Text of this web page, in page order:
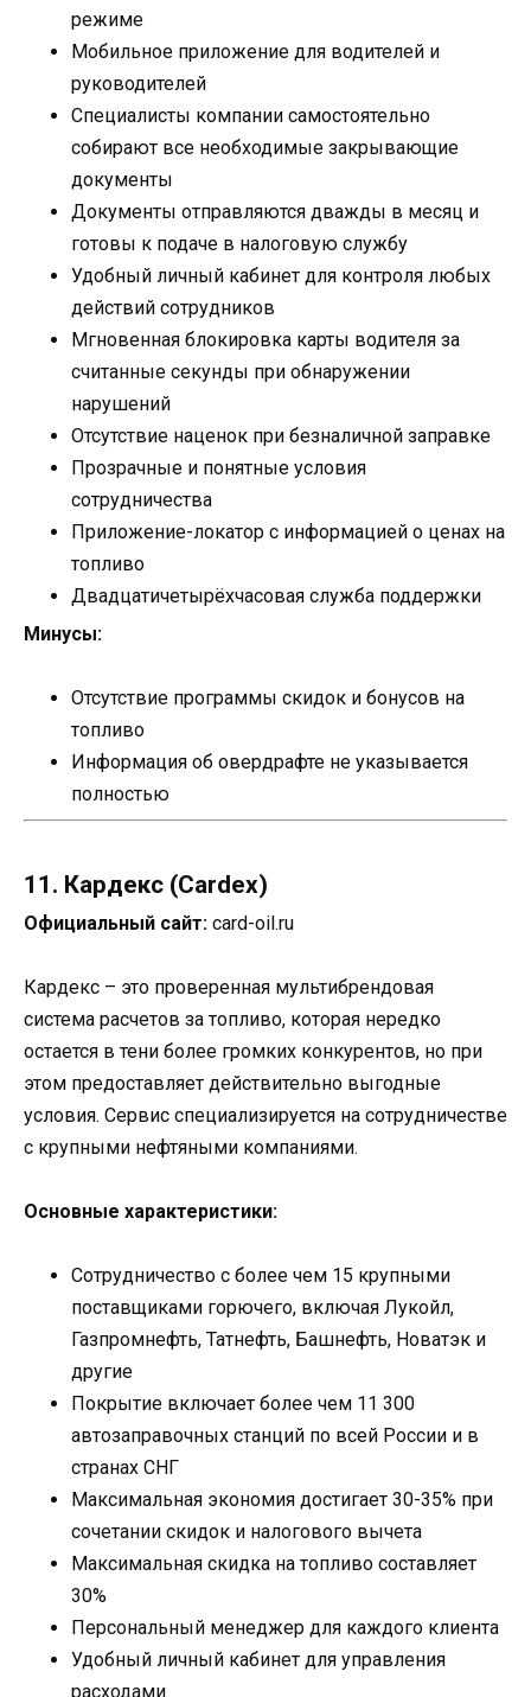
режиме
Мобильное приложение для водителей и
руководителей
Специалисты компании самостоятельно
собирают все необходимые закрывающие
документы
Документы отправляются дважды в месяц и
готовы к подаче в налоговую службу
Удобный личный кабинет для контроля любых
действий сотрудников
Мгновенная блокировка карты водителя за
считанные секунды при обнаружении
нарушений
Отсутствие наценок при безналичной заправке
Прозрачные и понятные условия
сотрудничества
Приложение-локатор с информацией о ценах на
топливо
Двадцатичетырёхчасовая служба поддержки
Минусы:
Отсутствие программы скидок и бонусов на
топливо
Информация об овердрафте не указывается
полностью
11. Кардекс (Cardex)
Официальный сайт: card-oil.ru
Кардекс – это проверенная мультибрендовая
система расчетов за топливо, которая нередко
остается в тени более громких конкурентов, но при
этом предоставляет действительно выгодные
условия. Сервис специализируется на сотрудничестве
с крупными нефтяными компаниями.
Основные характеристики:
Сотрудничество с более чем 15 крупными
поставщиками горючего, включая Лукойл,
Газпромнефть, Татнефть, Башнефть, Новатэк и
другие
Покрытие включает более чем 11 300
автозаправочных станций по всей России и в
странах СНГ
Максимальная экономия достигает 30-35% при
сочетании скидок и налогового вычета
Максимальная скидка на топливо составляет
30%
Персональный менеджер для каждого клиента
Удобный личный кабинет для управления
расходами